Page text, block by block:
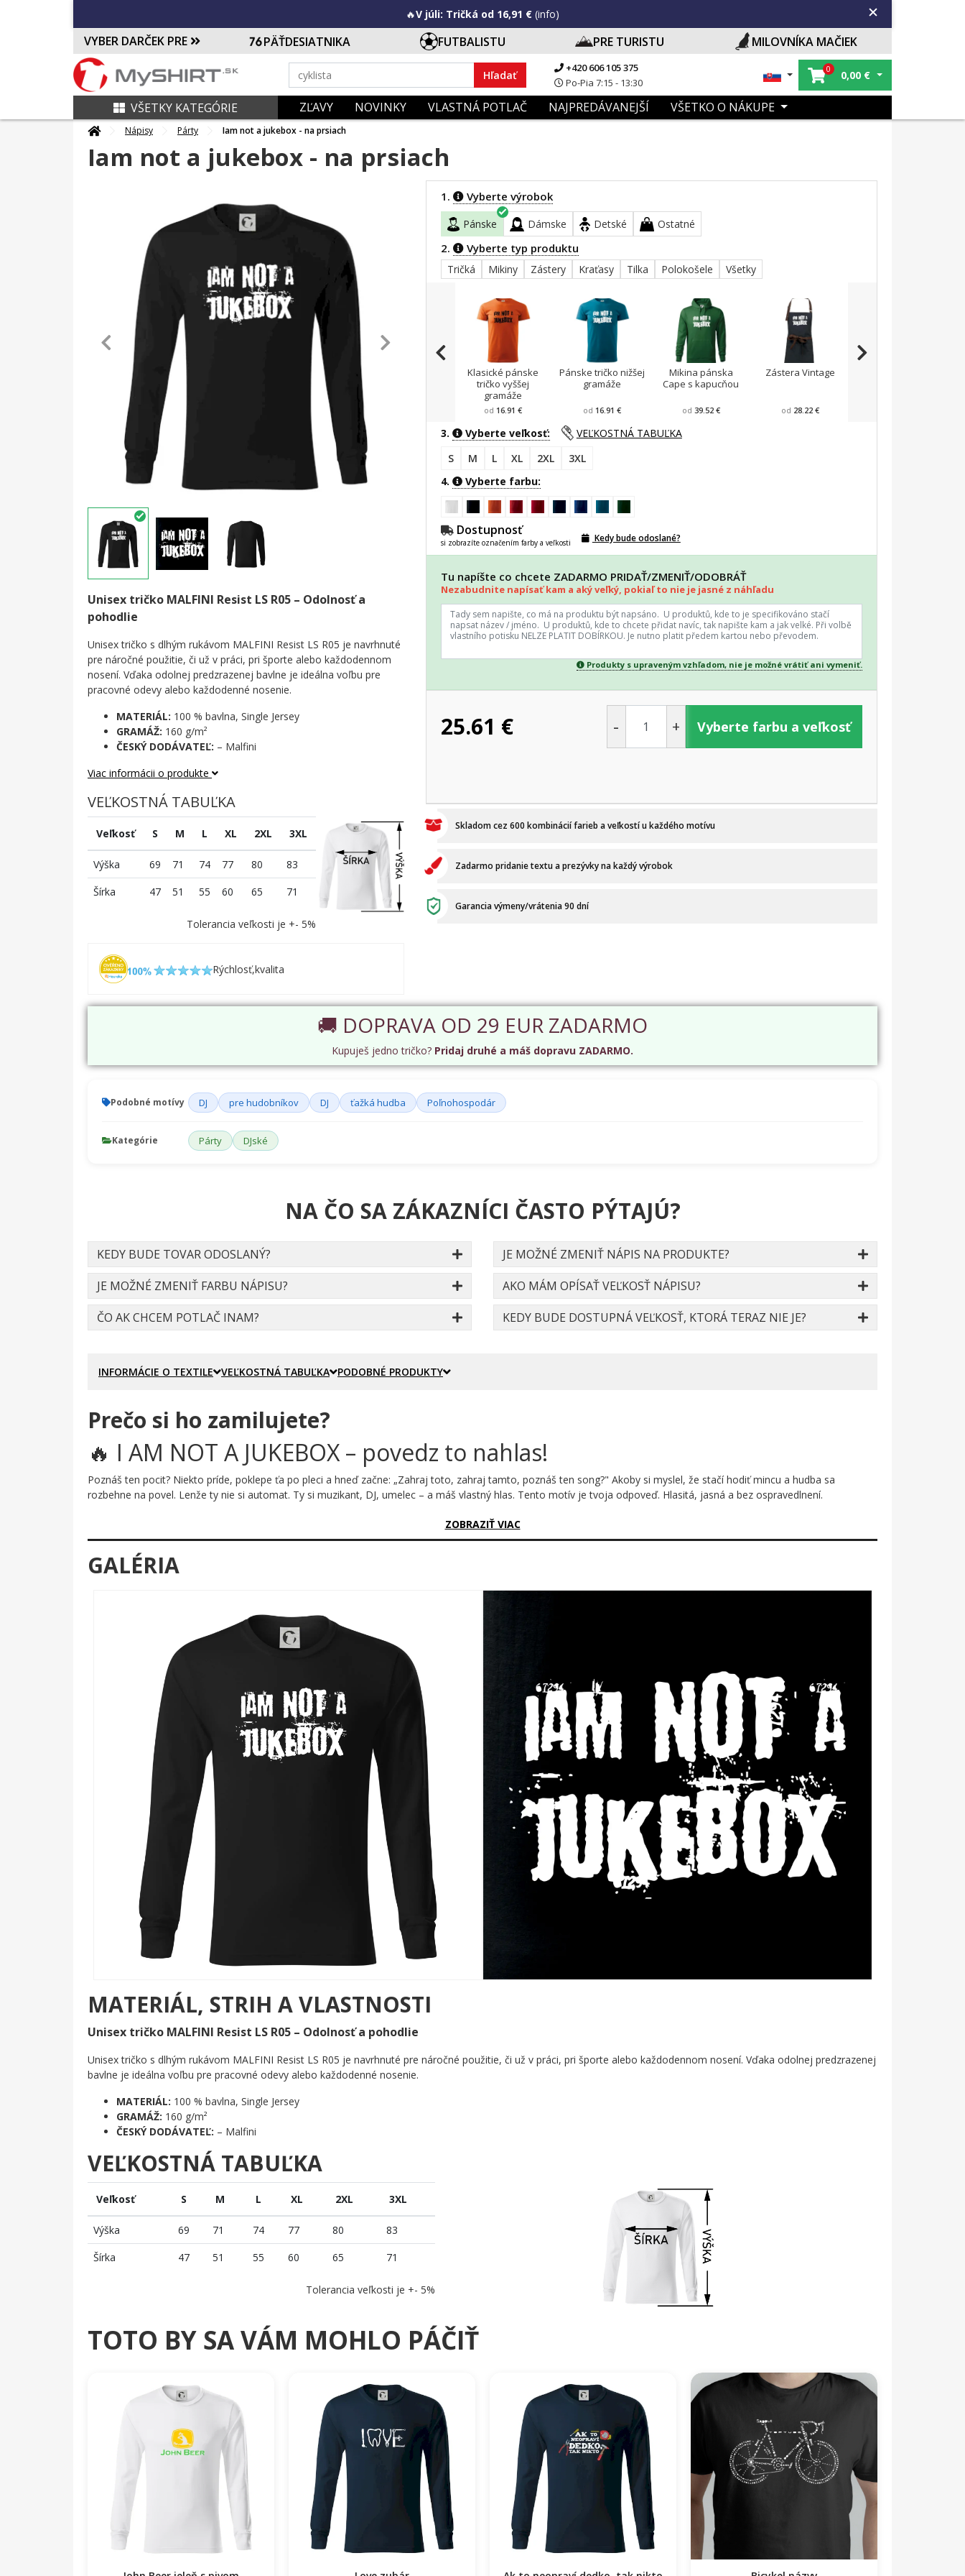
🔥V júli: Tričká od 16,91 € (info)
VYBER DARČEK PRE PÄŤDESIATNIKA FUTBALISTU PRE TURISTU MILOVNÍKA MAČIEK
Hľadať
+420 606 105 375
Po-Pia 7:15 - 13:30
0 0,00 €
VŠETKY KATEGÓRIE ZĽAVY NOVINKY VLASTNÁ POTLAČ NAJPREDÁVANEJŠÍ VŠETKO O NÁKUPE
Nápisy Párty Iam not a jukebox - na prsiach
Iam not a jukebox - na prsiach
Unisex tričko MALFINI Resist LS R05 – Odolnosť a
pohodlie
Unisex tričko s dlhým rukávom MALFINI Resist LS R05 je navrhnuté
pre náročné použitie, či už v práci, pri športe alebo každodennom
nosení. Vďaka odolnej predzrazenej bavlne je ideálna voľbu pre
pracovné odevy alebo každodenné nosenie.
MATERIÁL: 100 % bavlna, Single Jersey
GRAMÁŽ: 160 g/m²
ČESKÝ DODÁVATEĽ: – Malfini
Viac informácii o produkte
VEĽKOSTNÁ TABUĽKA
Veľkosť S M L XL 2XL 3XL
Výška 69 71 74 77 80
83
Šírka
47 51 55 60 65 71
Tolerancia veľkosti je +- 5%
Rýchlosť,kvalita
1. Vyberte výrobok
Pánske Dámske Detské Ostatné
2. Vyberte typ produktu
Tričká Mikiny Zástery Kraťasy Tilka Polokošele Všetky
Klasické pánske
tričko vyššej
gramáže
od 16.91 €
Pánske tričko nižšej
gramáže
od 16.91 €
Mikina pánska
Cape s kapucňou
od 39.52 €
Zástera Vintage
od 28.22 €
3. Vyberte veľkosť:
VEĽKOSTNÁ TABUĽKA
S
M L XL 2XL
3XL
4.
Vyberte farbu:
Dostupnosť
si zobrazíte označením farby a veľkosti Kedy bude odoslané?
Tu napíšte co chcete ZADARMO PRIDAŤ/ZMENIŤ/ODOBRÁŤ
Nezabudnite napísať kam a aký veľký, pokiaľ to nie je jasné z náhľadu
Produkty s upraveným vzhľadom, nie je možné vrátiť ani vymeniť.
25.61 € - + Vyberte farbu a veľkosť
Skladom cez 600 kombinácií farieb a veľkostí u každého motívu
Zadarmo pridanie textu a prezývky na každý výrobok
Garancia výmeny/vrátenia 90 dní
🚚 DOPRAVA OD 29 EUR ZADARMO
Kupuješ jedno tričko? Pridaj druhé a máš dopravu ZADARMO.
Podobné motívy DJ pre hudobníkov DJ ťažká hudba Poľnohospodár
Kategórie Párty DJské
NA ČO SA ZÁKAZNÍCI ČASTO PÝTAJÚ?
KEDY BUDE TOVAR ODOSLANÝ?
JE MOŽNÉ ZMENIŤ FARBU NÁPISU?
ČO AK CHCEM POTLAČ INAM?
JE MOŽNÉ ZMENIŤ NÁPIS NA PRODUKTE?
AKO MÁM OPÍSAŤ VEĽKOSŤ NÁPISU?
KEDY BUDE DOSTUPNÁ VEĽKOSŤ, KTORÁ TERAZ NIE JE?
INFORMÁCIE O TEXTILE VEĽKOSTNÁ TABUĽKA PODOBNÉ PRODUKTY
Prečo si ho zamilujete?
🔥 I AM NOT A JUKEBOX – povedz to nahlas!
Poznáš ten pocit? Niekto príde, poklepe ťa po pleci a hneď začne: „Zahraj toto, zahraj tamto, poznáš ten song?" Akoby si myslel, že stačí hodiť mincu a hudba sa
rozbehne na povel. Lenže ty nie si automat. Ty si muzikant, DJ, umelec – a máš vlastný hlas. Tento motív je tvoja odpoveď. Hlasitá, jasná a bez ospravedlnení.
Nápis „I AM NOT A JUKEBOX" je stvárnený v masívnom, ošúchanom písme s rozstriekanými detailmi a textúrou, ktorá vyzerá ako vytrhnutá priamo z garáže alebo zo
steny backstage. Každé písmeno pôsobí ako výkrik – surový, priamy a plný energie. Žiadne ornamenty navyše, žiadne zbytočné ozdoby. Len slová, ktoré hovoria presne
Komu urobí radosť?
🎯 Každému hudobníkovi, ktorý má plné zuby nevyžiadaných prianí publika
🔥 DJom a kapelníkom, ktorí hrajú podľa svojho srdca, nie podľa cudzích zoznamov
💡 Všetkým tvorivým dušiam, ktoré odmietajú byť len nástrojom v rukách druhých
🖤 Fanúšikom drsnej grafiky a priamych odkazov bez zbytočného obalu
Vezmi si tento motív a nos ho ako štít. Pretože nabudúce, keď niekto príde s ďalším prianím, nemusíš povedať ani slovo – motív prehovorí za teba. ✨
ZOBRAZIŤ VIAC
GALÉRIA
MATERIÁL, STRIH A VLASTNOSTI
Unisex tričko MALFINI Resist LS R05 – Odolnosť a pohodlie
Unisex tričko s dlhým rukávom MALFINI Resist LS R05 je navrhnuté pre náročné použitie, či už v práci, pri športe alebo každodennom nosení. Vďaka odolnej predzrazenej
bavlne je ideálna voľbu pre pracovné odevy alebo každodenné nosenie.
MATERIÁL: 100 % bavlna, Single Jersey
GRAMÁŽ: 160 g/m²
ČESKÝ DODÁVATEĽ: – Malfini
VEĽKOSTNÁ TABUĽKA
Veľkosť S M L XL 2XL 3XL
Výška 69 71 74 77 80
83
Šírka
47 51 55 60 65 71
Tolerancia veľkosti je +- 5%
TOTO BY SA VÁM MOHLO PÁČIŤ